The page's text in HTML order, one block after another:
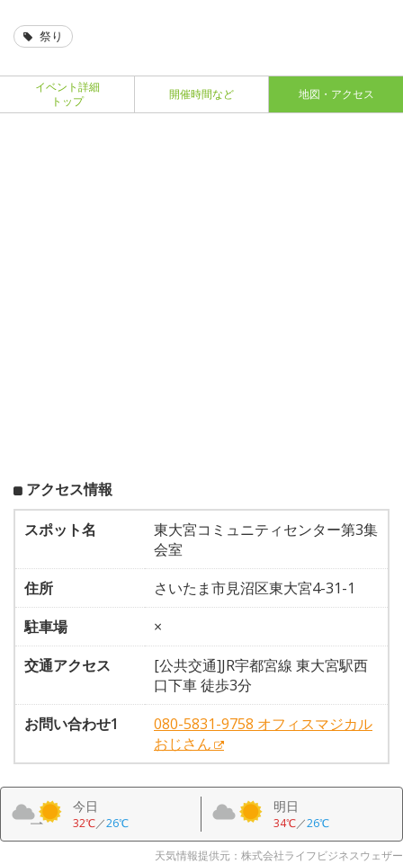
祭り
イベント詳細
トップ
開催時間など 地図・アクセス
アクセス情報
スポット名
東大宮コミュニティセンター第3集
会室
住所
さいたま市見沼区東大宮4-31-1
駐車場
×
交通アクセス
[公共交通]JR宇都宮線 東大宮駅西
口下車 徒歩3分
お問い合わせ1
080-5831-9758 オフィスマジカル
おじさん
今日
32℃／26℃
明日
34℃／26℃
天気情報提供元：株式会社ライフビジネスウェザー